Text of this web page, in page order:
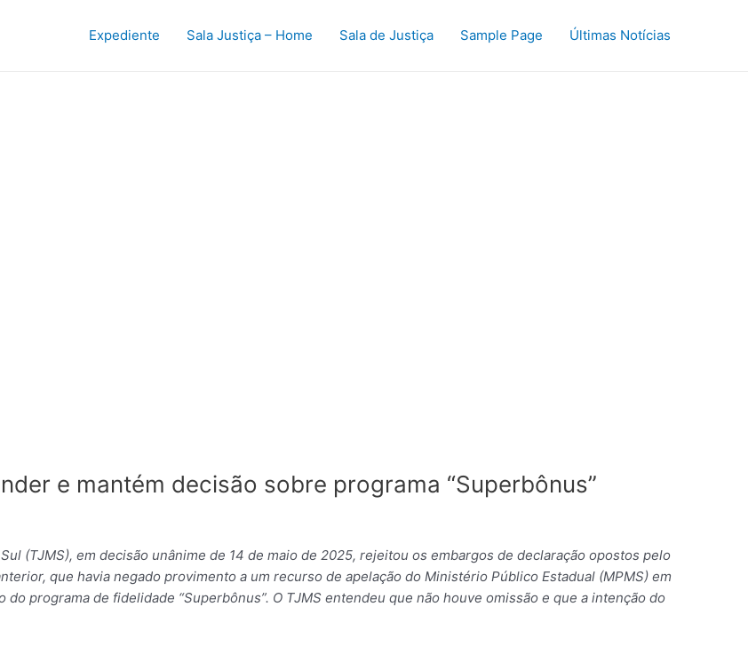
Expediente Sala Justiça – Home Sala de Justiça Sample Page Últimas Notícias
e mantém decisão sobre programa “Superbônus”
(TJMS), em decisão unânime de 14 de maio de 2025, rejeitou os embargos de declaração opostos pelo
que havia negado provimento a um recurso de apelação do Ministério Público Estadual (MPMS) em
programa de fidelidade “Superbônus”. O TJMS entendeu que não houve omissão e que a intenção do